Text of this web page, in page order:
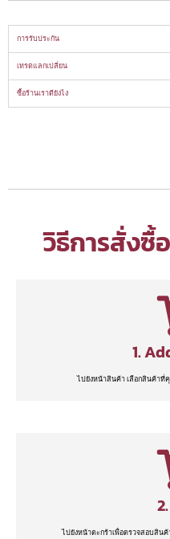
การรับประกัน
เทรดแลกเปลี่ยน
ซื้อร้านเราดียังไง
วิธีการสั่งซื้
1.
ไปยังหน้าสินค้า เลือกสินค้าที่
ไปยังหน้าตะกร้าเพื่อตรวจสอบสิน